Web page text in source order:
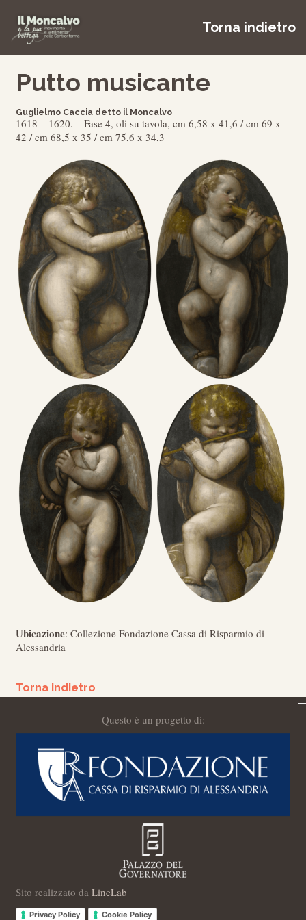
Torna indietro
Putto musicante
Guglielmo Caccia detto il Moncalvo
1618 – 1620. – Fase 4, oli su tavola, cm 6,58 x 41,6 / cm 69 x
42 / cm 68,5 x 35 / cm 75,6 x 34,3
Ubicazione: Collezione Fondazione Cassa di Risparmio di
Alessandria
Torna indietro
Questo è un progetto di:
Sito realizzato da LineLab
Privacy Policy Cookie Policy